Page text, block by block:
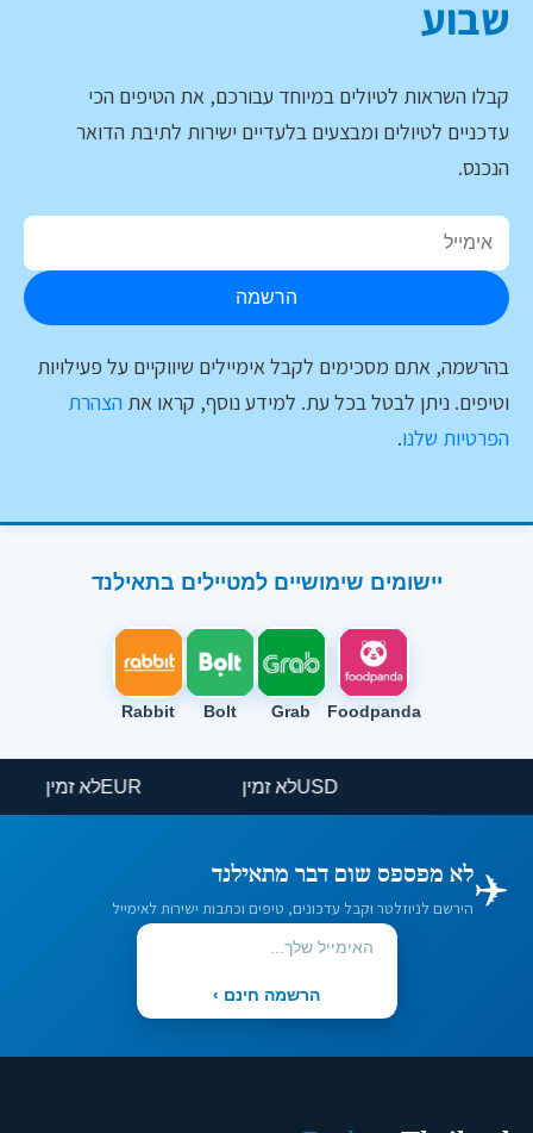
שבוע
קבלו השראות לטיולים במיוחד עבורכם, את הטיפים הכי
עדכניים לטיולים ומבצעים בלעדיים ישירות לתיבת הדואר
הנכנס.
הרשמה
בהרשמה, אתם מסכימים לקבל אימיילים שיווקיים על פעילויות
וטיפים. ניתן לבטל בכל עת. למידע נוסף, קראו את הצהרת
הפרטיות שלנו.
יישומים שימושיים למטיילים בתאילנד
Foodpanda
Grab
Bolt
Rabbit
USDלא זמין EURלא זמין
✈️לא מפספס שום דבר מתאילנד
הירשם לניוזלטר וקבל עדכונים, טיפים וכתבות ישירות לאימייל
הרשמה חינם ›